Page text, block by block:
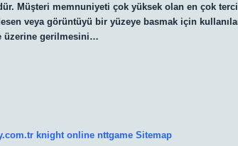
Müşteri memnuniyeti çok yüksek olan en çok
veya görüntüyü bir yüzeye basmak için
üzerine gerilmesini…
knight online nttgame Sitemap